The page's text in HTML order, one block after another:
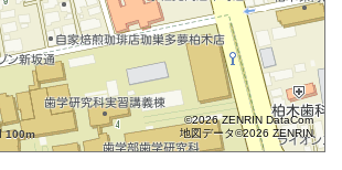
100m
©2026 ZENRIN DataCom
地図データ©2026 ZENRIN